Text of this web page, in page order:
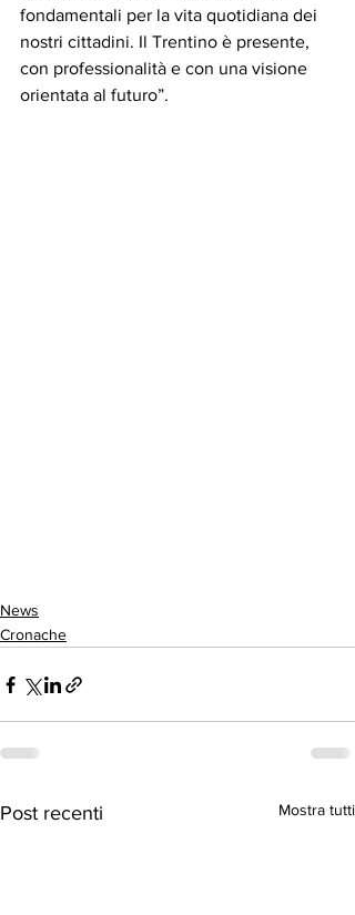
fondamentali per la vita quotidiana dei
nostri cittadini. Il Trentino è presente,
con professionalità e con una visione
orientata al futuro”.
News
Cronache
Post recenti Mostra tutti